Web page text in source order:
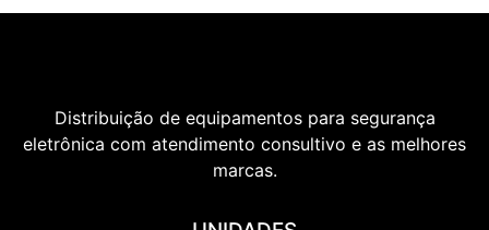
Distribuição de equipamentos para segurança
eletrônica com atendimento consultivo e as melhores
marcas.